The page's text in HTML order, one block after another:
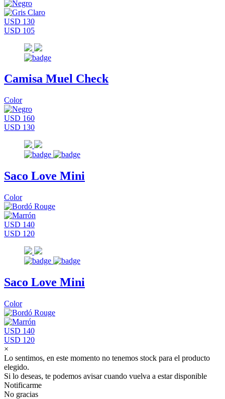
USD 130
USD 105
Camisa Muel Check
Color
USD 160
USD 130
Saco Love Mini
Color
USD 140
USD 120
Saco Love Mini
Color
USD 140
USD 120
×
Lo sentimos, en este momento no tenemos stock para el producto
elegido.
Si lo deseas, te podemos avisar cuando vuelva a estar disponible
Notificarme
No gracias